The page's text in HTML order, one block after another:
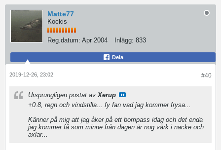
Matte77
Kockis
Reg.datum: Apr 2004 Inlägg: 833
Dela
#40
2019-12-26, 23:02
Ursprungligen postat avXerup
+0.8, regn och vindstilla... fy fan vad jag kommer frysa...
Känner på mig att jag åker på ett bompass idag och det enda
jag kommer få som minne från dagen är nog värk i nacke och
axlar...